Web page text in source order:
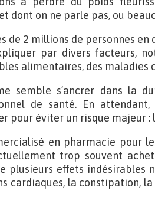
dont on ne parle pas, ou
de 2 millions de personnes en
par divers facteurs,
alimentaires, des maladies
semble s’ancrer dans la
de santé. En
pour éviter un risque majeur
en pharmacie pour
trop souvent
plusieurs effets indésirables
cardiaques, la constipation,